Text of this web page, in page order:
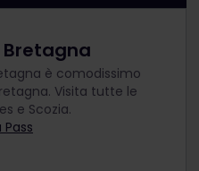
Bretagna
è comodissimo
Visita tutte le
e Scozia.